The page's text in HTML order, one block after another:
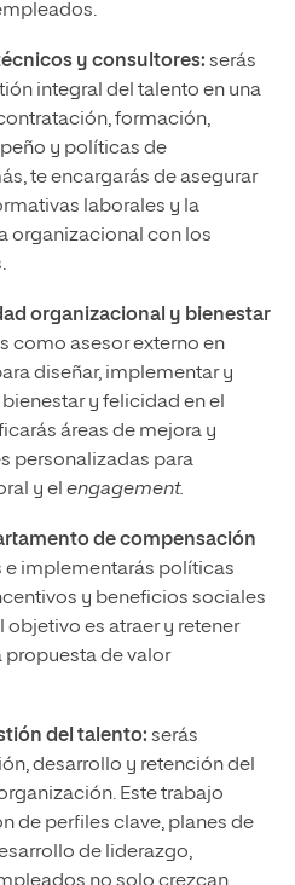
y consultores: serás
integral del talento en una
formación,
y políticas de
te encargarás de asegurar
laborales y la
organizacional con los
organizacional y bienestar
como asesor externo en
diseñar, implementar y
y felicidad en el
áreas de mejora y
personalizadas para
y el engagement.
de compensación
e implementarás políticas
y beneficios sociales
objetivo es atraer y retener
propuesta de valor
del talento: serás
desarrollo y retención del
Este trabajo
de perfiles clave, planes de
de liderazgo,